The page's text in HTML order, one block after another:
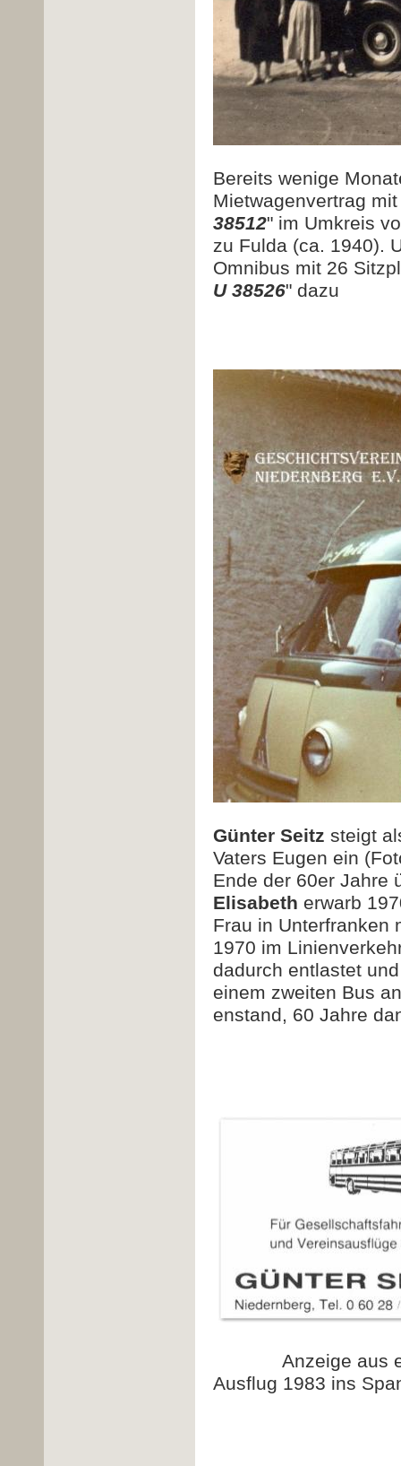
Bereits wenige
Mietwagenvertrag
38512" im Umkreis
zu Fulda (ca. 1940).
Omnibus mit 26
U 38526" dazu
Günter Seitz steigt
Vaters Eugen ein
Ende der 60er Jahre
Elisabeth erwarb
Frau in Unterfranken
1970 im
dadurch entlastet
einem zweiten Bus
enstand, 60 Jahre
Anzeige
Ausflug 1983 ins